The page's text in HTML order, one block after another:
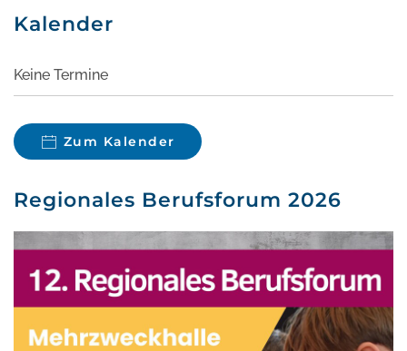
Kalender
Keine Termine
Zum Kalender
Regionales Berufsforum 2026